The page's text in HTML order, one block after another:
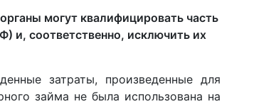
могут квалифицировать часть
и, соответственно, исключить их
затраты, произведенные для
займа не была использована на